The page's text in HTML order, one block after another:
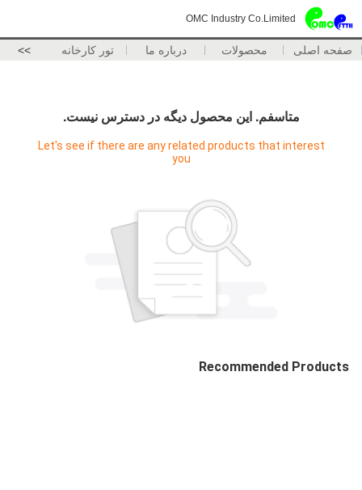
OMC Industry Co.Limited
صفحه اصلی محصولات درباره ما تور کارخانه >>
متاسفم. اين محصول ديگه در دسترس نيست.
Let's see if there are any related products that interest
you
Recommended Products